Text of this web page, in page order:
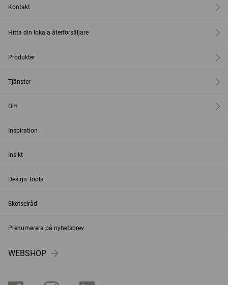
Kontakt
Hitta din lokala återförsäljare
Produkter
Tjänster
Om
Inspiration
Insikt
Design Tools
Skötselråd
Prenumerera på nyhetsbrev
WEBSHOP